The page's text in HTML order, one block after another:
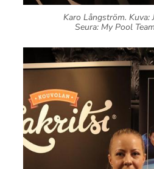
Karo Långström. Kuva:
Seura: My Pool